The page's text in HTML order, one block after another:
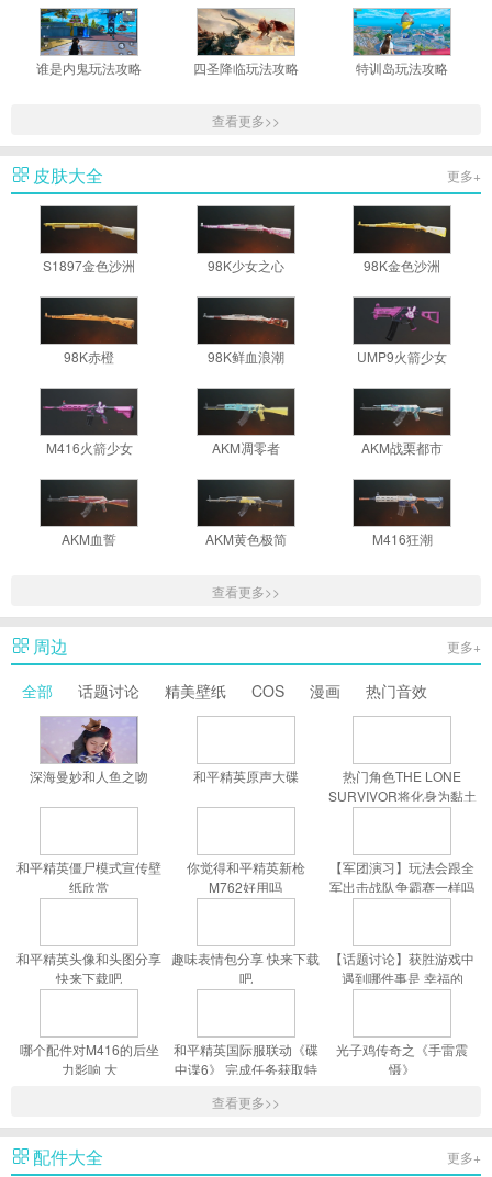
谁是内鬼玩法攻略 四圣降临玩法攻略 特训岛玩法攻略
查看更多>>
皮肤大全 更多+
S1897金色沙洲 98K少女之心 98K金色沙洲
98K赤橙 98K鲜血浪潮 UMP9火箭少女
M416火箭少女 AKM凋零者 AKM战栗都市
AKM血誓 AKM黄色极简 M416狂潮
查看更多>>
周边 更多+
全部 话题讨论 精美壁纸 COS 漫画 热门音效
深海曼妙和人鱼之吻 和平精英原声大碟
热门角色THE LONE
SURVIVOR将化身为黏土
和平精英僵尸模式宣传壁
纸欣赏
你觉得和平精英新枪
M762好用吗
【军团演习】玩法会跟全
军出击战队争霸赛一样吗
和平精英头像和头图分享
快来下载吧
趣味表情包分享 快来下载
吧
【话题讨论】获胜游戏中
遇到哪件事是 幸福的
哪个配件对M416的后坐
力影响 大
和平精英国际服联动《碟
中谍6》 完成任务获取特
光子鸡传奇之《手雷震
慑》
查看更多>>
配件大全 更多+